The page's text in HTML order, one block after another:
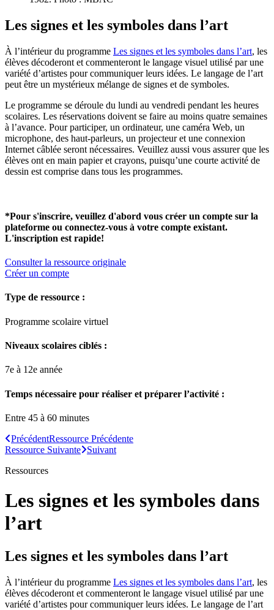
Les signes et les symboles dans l’art
À l’intérieur du programme Les signes et les symboles dans l’art, les
élèves décoderont et commenteront le langage visuel utilisé par une
variété d’artistes pour communiquer leurs idées. Le langage de l’art
peut être un mystérieux mélange de signes et de symboles.
Le programme se déroule du lundi au vendredi pendant les heures
scolaires. Les réservations doivent se faire au moins quatre semaines
à l’avance. Pour participer, un ordinateur, une caméra Web, un
microphone, des haut-parleurs, un projecteur et une connexion
Internet câblée seront nécessaires. Veuillez aussi vous assurer que les
élèves ont en main papier et crayons, puisqu’une courte activité de
dessin est comprise dans tous les programmes.
*Pour s'inscrire, veuillez d'abord vous créer un compte sur la
plateforme ou connectez-vous à votre compte existant.
L'inscription est rapide!
Consulter la ressource originale
Créer un compte
Type de ressource :
Programme scolaire virtuel
Niveaux scolaires ciblés :
7e à 12e année
Temps nécessaire pour réaliser et préparer l’activité :
Entre 45 à 60 minutes
PrécédentRessource Précédente
Ressource Suivante
Suivant
Ressources
Les signes et les symboles dans
l’art
Les signes et les symboles dans l’art
À l’intérieur du programme Les signes et les symboles dans l’art, les
élèves décoderont et commenteront le langage visuel utilisé par une
variété d’artistes pour communiquer leurs idées. Le langage de l’art